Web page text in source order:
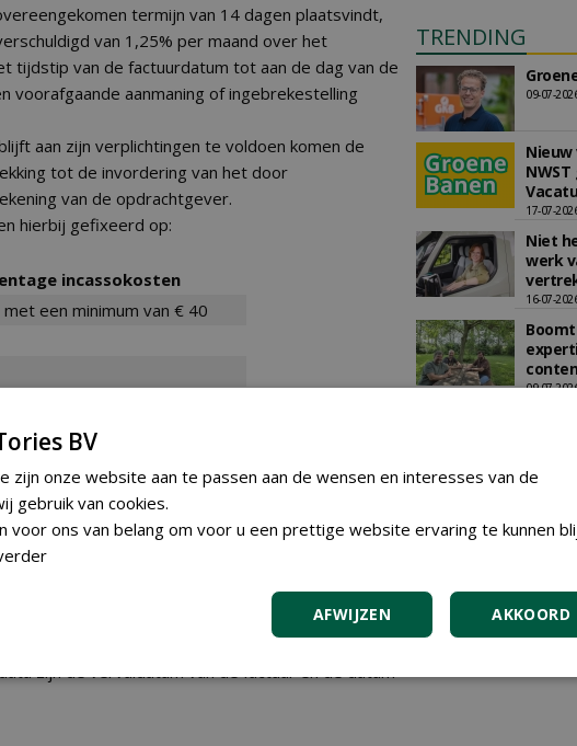
termijn van 14 dagen plaatsvindt,
van 1,25% per maand over het
tijdstip van de factuurdatum tot aan de dag van de
voorafgaande aanmaning of ingebrekestelling
aan zijn verplichtingen te voldoen komen de
tot de invordering van het door
van de opdrachtgever.
hierbij gefixeerd op:
incassokosten
met een minimum van € 40
met een maximum van € 6.775
van de verschuldigde rente en
in mindering gebracht op de openstaande facturen.
om voor de aflevering voldoende zekerheid
en de afwerking van de opdracht te staken,
verkregen.
voor leverancier nadelig koersverschil voor
zijn de vervaldatum van de factuur en de datum
TRENDING
09-07-
17-07-
Niet
werk
16-07-
09-07-
BV
zijn onze website aan te passen aan de wensen en interesses van de
gebruik van cookies.
voor ons van belang om voor u een prettige website ervaring te kunnen
AKKOORD
AFWIJZEN